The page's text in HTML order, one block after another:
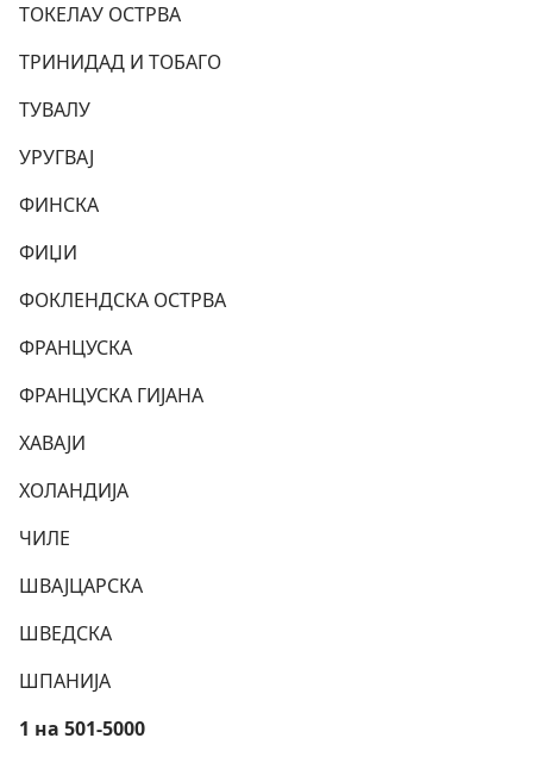
ТОКЕЛАУ ОСТРВА
ТРИНИДАД И ТОБАГО
ТУВАЛУ
УРУГВАЈ
ФИНСКА
ФИЏИ
ФОКЛЕНДСКА ОСТРВА
ФРАНЦУСКА
ФРАНЦУСКА ГИЈАНА
ХАВАЈИ
ХОЛАНДИЈА
ЧИЛЕ
ШВАЈЦАРСКА
ШВЕДСКА
ШПАНИЈА
1 на 501-5000